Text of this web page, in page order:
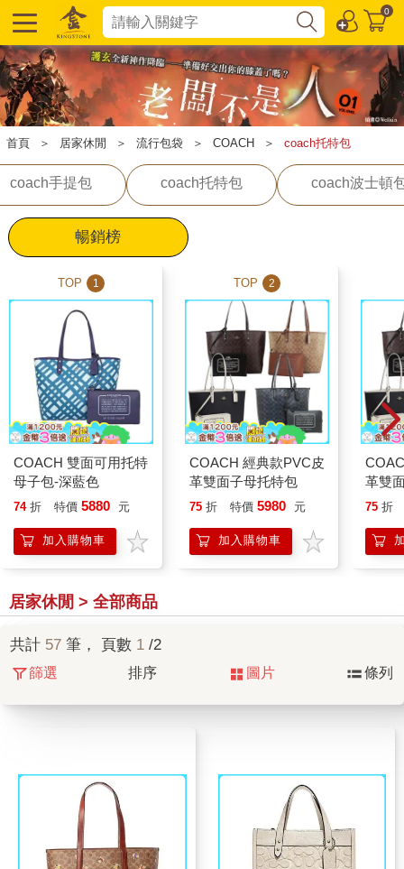
0
首頁 ＞ 居家休閒 ＞ 流行包袋 ＞ COACH ＞ coach托特包
coach手提包 coach托特包 coach波士頓
暢銷榜
TOP 1
COACH 雙面可用托特
母子包-深藍色
74 折 特價 5880 元
加入購物車
TOP 2
COACH 經典款PVC皮
革雙面子母托特包
75 折 特價 5980 元
加入購物車
革雙
75 折
居家休閒 > 全部商品
共計 57 筆， 頁數 1 /2
篩選 排序 圖片 條列